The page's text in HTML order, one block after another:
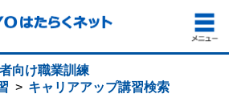
向け職業訓練
キャリアアップ講習検索